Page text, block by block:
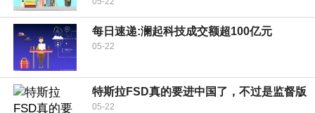
每日速递:澜起科技成交额超100亿元
05-22
特斯拉FSD真的要进中国了，不过是监督版
05-22